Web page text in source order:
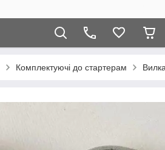
Комплектуючі до стартерам